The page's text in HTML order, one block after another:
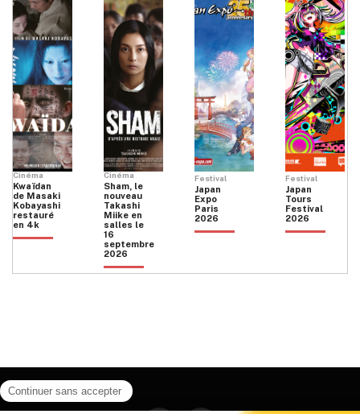
Cinéma
Kwaïdan
de Masaki
Kobayashi
restauré
en 4k
Cinéma
Sham, le
nouveau
Takashi
Miike en
salles le
16
septembre
2026
Festival
Japan
Expo
Paris
2026
Festival
Japan
Tours
Festival
2026